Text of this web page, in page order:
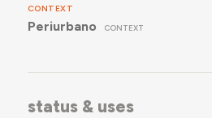
CONTEXT
Periurbano CONTEXT
status & uses